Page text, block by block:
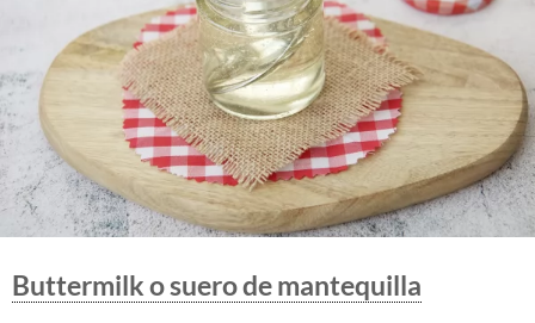
Buttermilk o suero de mantequilla